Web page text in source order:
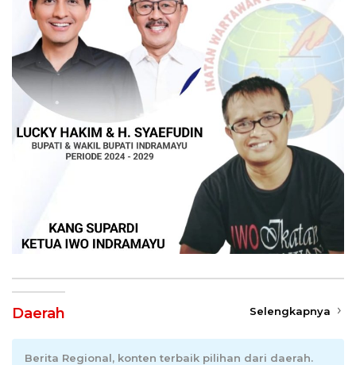
Daerah Selengkapnya
Berita Regional, konten terbaik pilihan dari daerah.